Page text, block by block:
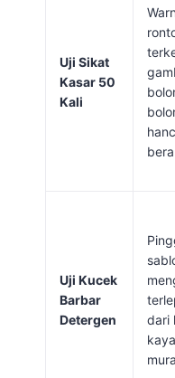
Uji Sikat
Kasar 50
Kali
Uji Kucek
Barbar
Detergen
dari